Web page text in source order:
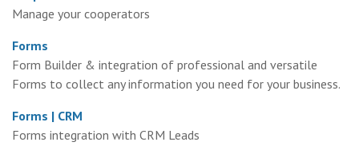
Manage your cooperators
Forms
Form Builder & integration of professional and versatile
Forms to collect any information you need for your business.
Forms | CRM
Forms integration with CRM Leads